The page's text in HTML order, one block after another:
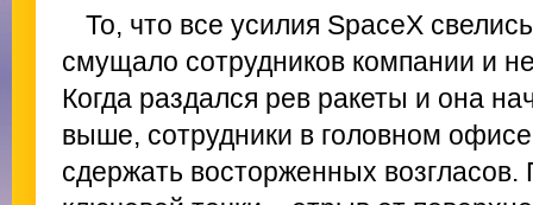
То, что все усилия SpaceX
смущало сотрудников компании и
Когда раздался рев ракеты и она
выше, сотрудники в головном
сдержать восторженных